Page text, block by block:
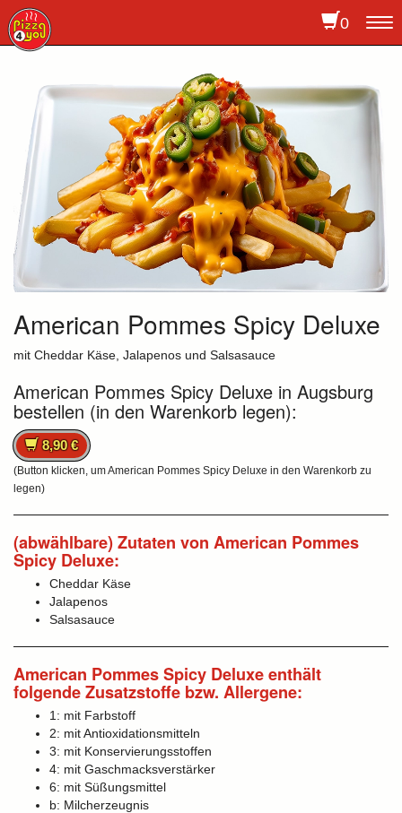
0
American Pommes Spicy Deluxe
mit Cheddar Käse, Jalapenos und Salsasauce
American Pommes Spicy Deluxe in Augsburg
bestellen (in den Warenkorb legen):
8,90 €
(Button klicken, um American Pommes Spicy Deluxe in den Warenkorb zu
legen)
(abwählbare) Zutaten von American Pommes
Spicy Deluxe:
Cheddar Käse
Jalapenos
Salsasauce
American Pommes Spicy Deluxe enthält
folgende Zusatzstoffe bzw. Allergene:
1: mit Farbstoff
2: mit Antioxidationsmitteln
3: mit Konservierungsstoffen
4: mit Gaschmacksverstärker
6: mit Süßungsmittel
b: Milcherzeugnis